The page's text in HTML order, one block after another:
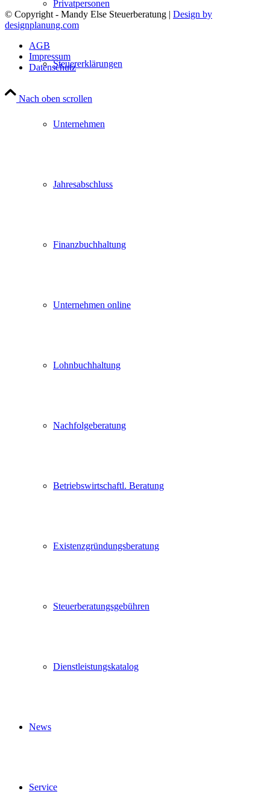
Privatpersonen
Steuererklärungen
Unternehmen
Jahresabschluss
Finanzbuchhaltung
Unternehmen online
Lohnbuchhaltung
Nachfolgeberatung
Betriebswirtschaftl. Beratung
Existenzgründungsberatung
Steuerberatungsgebühren
Dienstleistungskatalog
News
Service
© Copyright - Mandy Else Steuerberatung | Design by
designplanung.com
AGB
Impressum
Datenschutz
Nach oben scrollen